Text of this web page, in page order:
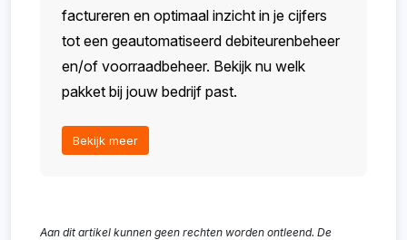
factureren en optimaal inzicht in je cijfers
tot een geautomatiseerd debiteurenbeheer
en/of voorraadbeheer. Bekijk nu welk
pakket bij jouw bedrijf past.
Bekijk meer
Aan dit artikel kunnen geen rechten worden ontleend. De